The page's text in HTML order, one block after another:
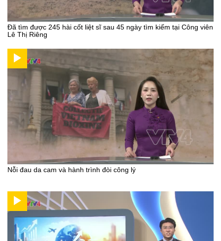
Đã tìm được 245 hài cốt liệt sĩ sau 45 ngày tìm kiếm tại Công viên
Lê Thị Riêng
Nỗi đau da cam và hành trình đòi công lý